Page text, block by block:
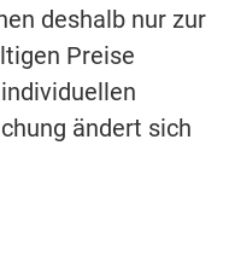
deshalb nur zur
Preise
ändert sich